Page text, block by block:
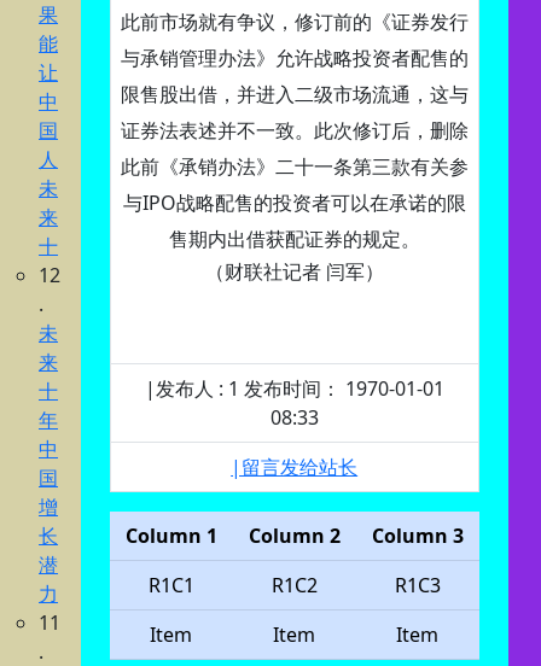
果
能
让
中
国
人
未
来
十
12
.
未
来
十
年
中
国
增
长
潜
力
11
.
此前市场就有争议，修订前的《证券发行
与承销管理办法》允许战略投资者配售的
限售股出借，并进入二级市场流通，这与
证券法表述并不一致。此次修订后，删除
此前《承销办法》二十一条第三款有关参
与IPO战略配售的投资者可以在承诺的限
售期内出借获配证券的规定。
（财联社记者 闫军）
|发布人 : 1 发布时间： 1970-01-01
08:33
|留言发给站长
Column 1 Column 2
Column 3
R1C1
R1C2
R1C3
Item
Item Item